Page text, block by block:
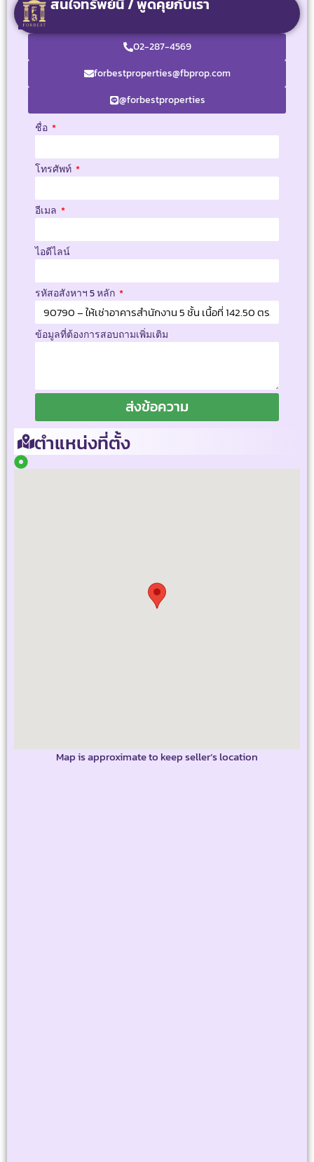
02-287-4569
forbestproperties@fbprop.com
@forbestproperties
ชื่อ
โทรศัพท์
อีเมล
ไอดีไลน์
รหัสอสังหาฯ 5 หลัก
ข้อมูลที่ต้องการสอบถามเพิ่มเติม
ส่งข้อความ
ตำแหน่งที่ตั้ง
Map is approximate to keep seller’s location